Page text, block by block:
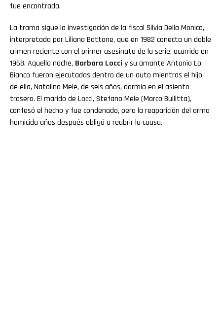
fue encontrada.
La trama sigue la investigación de la fiscal Silvia Della Monica,
interpretada por Liliana Bottone, que en 1982 conecta un doble
crimen reciente con el primer asesinato de la serie, ocurrido en
1968. Aquella noche, Barbara Locci y su amante Antonio Lo
Bianco fueron ejecutados dentro de un auto mientras el hijo
de ella, Natalino Mele, de seis años, dormía en el asiento
trasero. El marido de Locci, Stefano Mele (Marco Bullitta),
confesó el hecho y fue condenado, pero la reaparición del arma
homicida años después obligó a reabrir la causa.